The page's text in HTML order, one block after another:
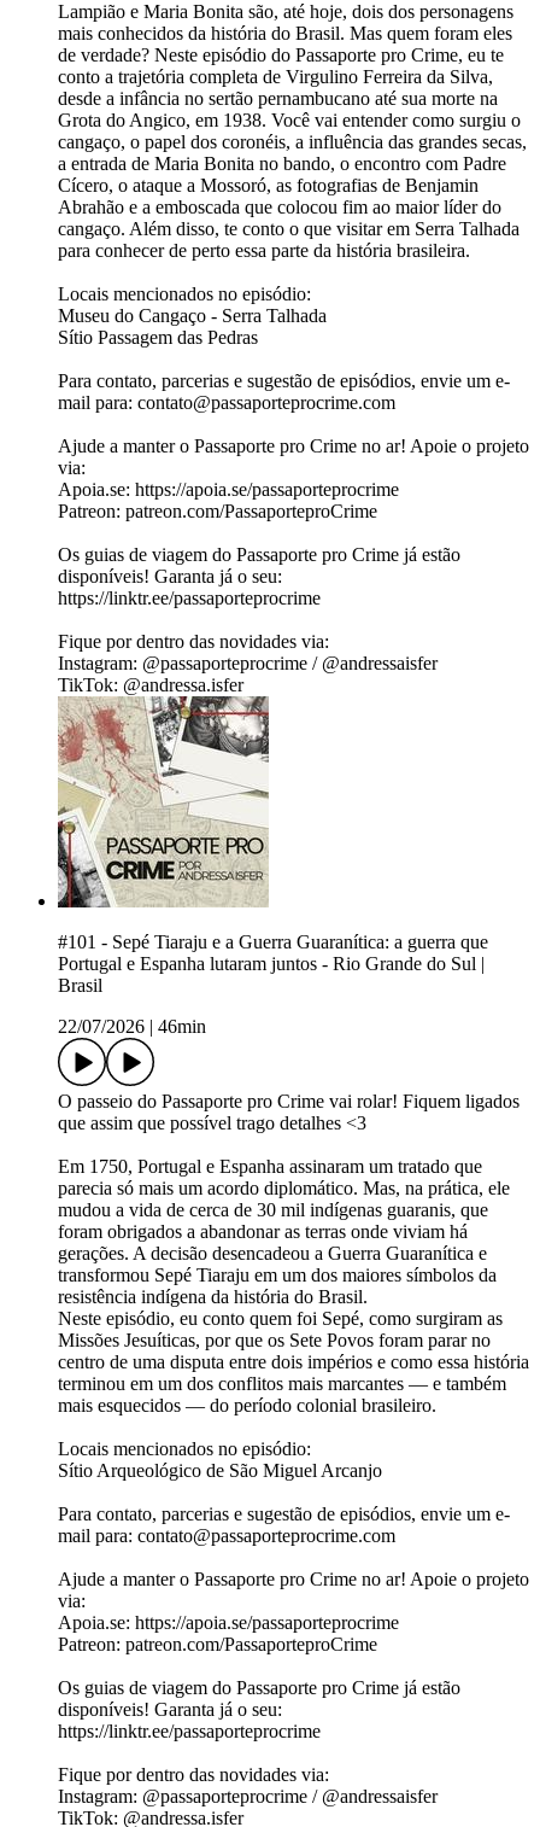
Lampião e Maria Bonita são, até hoje, dois dos personagens
mais conhecidos da história do Brasil. Mas quem foram eles
de verdade? Neste episódio do Passaporte pro Crime, eu te
conto a trajetória completa de Virgulino Ferreira da Silva,
desde a infância no sertão pernambucano até sua morte na
Grota do Angico, em 1938. Você vai entender como surgiu o
cangaço, o papel dos coronéis, a influência das grandes secas,
a entrada de Maria Bonita no bando, o encontro com Padre
Cícero, o ataque a Mossoró, as fotografias de Benjamin
Abrahão e a emboscada que colocou fim ao maior líder do
cangaço. Além disso, te conto o que visitar em Serra Talhada
para conhecer de perto essa parte da história brasileira.
Locais mencionados no episódio:
Museu do Cangaço - Serra Talhada
Sítio Passagem das Pedras
Para contato, parcerias e sugestão de episódios, envie um e-
mail para: ⁠contato@passaporteprocrime.com
Ajude a manter o Passaporte pro Crime no ar! Apoie o projeto
via:
Apoia.se⁠: ⁠https://apoia.se/passaporteprocrime⁠
Patreon: ⁠patreon.com/PassaporteproCrime⁠
Os guias de viagem do Passaporte pro Crime já estão
disponíveis! Garanta já o seu:
https://linktr.ee/passaporteprocrime
Fique por dentro das novidades via:
Instagram: @passaporteprocrime / @andressaisfer
TikTok: @andressa.isfer
#101 - Sepé Tiaraju e a Guerra Guaranítica: a guerra que
Portugal e Espanha lutaram juntos - Rio Grande do Sul |
Brasil
22/07/2026
46min
O passeio do Passaporte pro Crime vai rolar! Fiquem ligados
que assim que possível trago detalhes <3
Em 1750, Portugal e Espanha assinaram um tratado que
parecia só mais um acordo diplomático. Mas, na prática, ele
mudou a vida de cerca de 30 mil indígenas guaranis, que
foram obrigados a abandonar as terras onde viviam há
gerações. A decisão desencadeou a Guerra Guaranítica e
transformou Sepé Tiaraju em um dos maiores símbolos da
resistência indígena da história do Brasil.
Neste episódio, eu conto quem foi Sepé, como surgiram as
Missões Jesuíticas, por que os Sete Povos foram parar no
centro de uma disputa entre dois impérios e como essa história
terminou em um dos conflitos mais marcantes — e também
mais esquecidos — do período colonial brasileiro.
Locais mencionados no episódio:
Sítio Arqueológico de São Miguel Arcanjo
Para contato, parcerias e sugestão de episódios, envie um e-
mail para: ⁠contato@passaporteprocrime.com
Ajude a manter o Passaporte pro Crime no ar! Apoie o projeto
via:
Apoia.se⁠: ⁠https://apoia.se/passaporteprocrime⁠
Patreon: ⁠patreon.com/PassaporteproCrime⁠
Os guias de viagem do Passaporte pro Crime já estão
disponíveis! Garanta já o seu:
https://linktr.ee/passaporteprocrime
Fique por dentro das novidades via:
Instagram: @passaporteprocrime / @andressaisfer
TikTok: @andressa.isfer